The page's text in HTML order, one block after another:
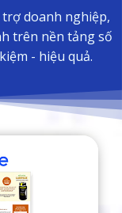
doanh nghiệp,
trên nền tảng số
- hiệu quả.